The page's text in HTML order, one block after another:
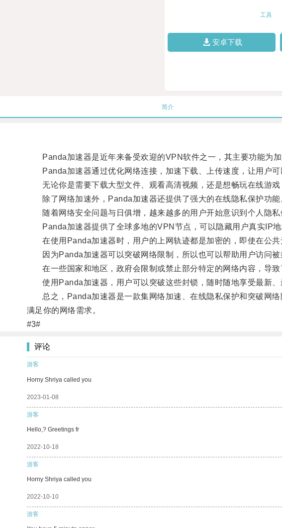
工具
安卓下载
简介
Panda加速器是近年来备受欢迎的VPN软件之一，其主要功能为加
Panda加速器通过优化网络连接，加速下载、上传速度，让用户可
无论你是需要下载大型文件、观看高清视频，还是想畅玩在线游戏
除了网络加速外，Panda加速器还提供了强大的在线隐私保护功能
随着网络安全问题与日俱增，越来越多的用户开始意识到个人隐私
Panda加速器提供了全球多地的VPN节点，可以隐藏用户真实IP地
在使用Panda加速器时，用户的上网轨迹都是加密的，即使在公共
因为Panda加速器可以突破网络限制，所以也可以帮助用户访问被
在一些国家和地区，政府会限制或禁止部分特定的网络内容，导致
使用Panda加速器，用户可以突破这些封锁，随时随地享受最新、
总之，Panda加速器是一款集网络加速、在线隐私保护和突破网络
满足你的网络需求。
#3#
评论
游客
Horny Shriya called you
2023-01-08
游客
Hello,? Greetings fr
2022-10-18
游客
Horny Shriya called you
2022-10-10
游客